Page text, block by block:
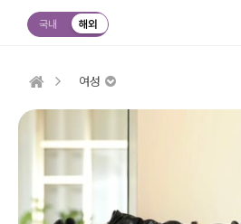
국내 해외
여성